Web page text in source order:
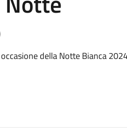
della Notte Bianca